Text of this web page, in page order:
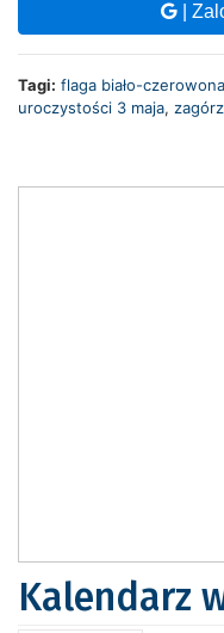
|
Tagi: flaga biało-czerowona
uroczystości 3 maja, zagórz
Kalendarz